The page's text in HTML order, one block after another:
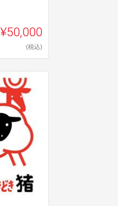
¥50,000
(税込)